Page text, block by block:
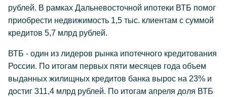
рублей. В рамках Дальневосточной ипотеки ВТБ помог
приобрести недвижимость 1,5 тыс. клиентам с суммой
кредитов 5,7 млрд рублей.
ВТБ - один из лидеров рынка ипотечного кредитования
России. По итогам первых пяти месяцев года объем
выданных жилищных кредитов банка вырос на 23% и
достиг 311,4 млрд рублей. По итогам апреля доля ВТБ